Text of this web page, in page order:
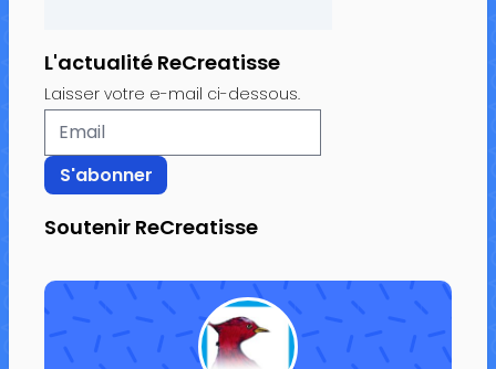
L'actualité ReCreatisse
Laisser votre e-mail ci-dessous.
Soutenir ReCreatisse